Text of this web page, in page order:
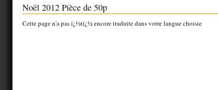
Noël 2012 Pièce de 50p
Cette page n'a pas ï¿½tï¿½ encore traduite dans votre langue choisie